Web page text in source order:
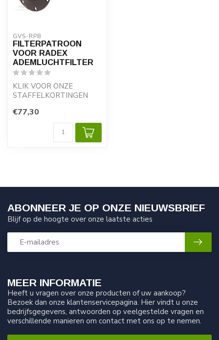
GVS-RPB
FILTERPATROON
VOOR RADEX
ADEMLUCHTFILTER
KLIK VOOR ONZE
STAFFELKORTINGEN
Filterpatroon voor
ademluchtfilter RADEX.
€77,30
MEER INFORMATIE
Heeft u vragen over onze producten of uw aankoop?
Bezoek dan onze klantenservicepagina. Hier vindt u onze
bedrijfsgegevens, antwoorden op veelgestelde vragen en
verschillende manieren om contact met ons op te nemen.
ABONNEER JE OP ONZE NIEUWSBRIEF
Blijf op de hoogte over onze laatste acties